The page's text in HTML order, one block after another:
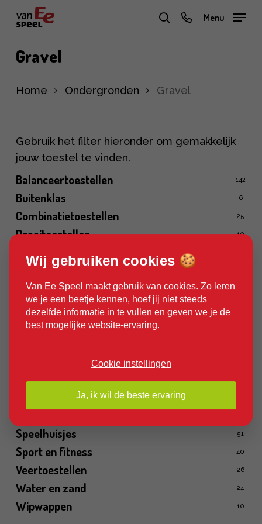
content
zoeken
phone
Menu
Gravel
Home Ondergronden Gravel
Gebruik het filter hieronder om gemakkelijk
jouw toestel te vinden.
Balanceertoestellen 142
Buitenklas 6
Combinatietoestellen 25
Draaitoestellen 10
Duikelrekken
Fantasiespellen
Glijbanen
Kabelbanen
Klimtoestellen
Schaduwdoeken
Speelhuisjes 51
Sport en fitness 40
Veertoestellen 26
Water en zand 24
Wipwappen 10
Wij gebruiken cookies 🍪
Van Ee Speel maakt gebruik van cookies. Zo leren
we je een beetje kennen, hoef jij niet steeds
dezelfde informatie in te vullen en geven we je de
best mogelijke website-ervaring.
Cookie instellingen
Ja, ik wil de beste ervaring